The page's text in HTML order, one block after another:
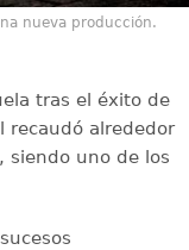
nueva producción.
tras el éxito de
recaudó alrededor
siendo uno de los